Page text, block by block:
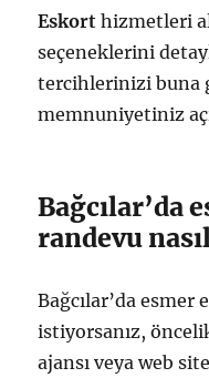
Eskort hizmetleri
seçeneklerini
tercihlerinizi buna
memnuniyetiniz
Bağcılar’da
randevu
Bağcılar’da
istiyorsanız,
ajansı veya web